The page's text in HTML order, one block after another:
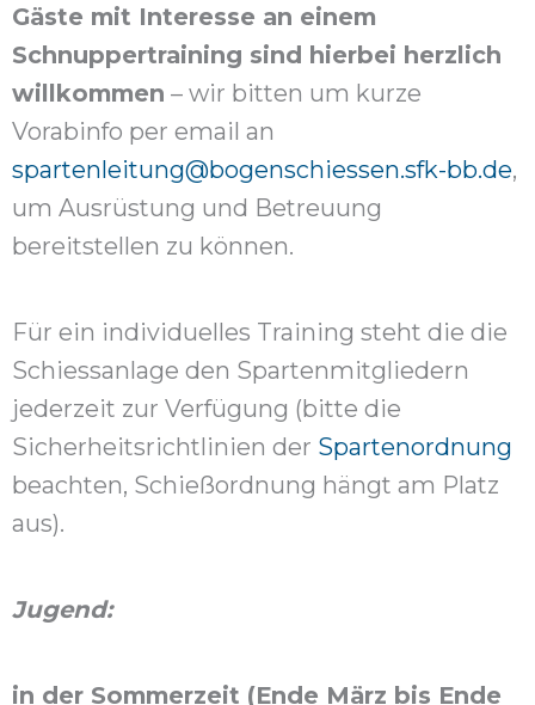
Gäste mit Interesse an einem
Schnuppertraining sind hierbei herzlich
willkommen – wir bitten um kurze
Vorabinfo per email an
spartenleitung@bogenschiessen.sfk-bb.de,
um Ausrüstung und Betreuung
bereitstellen zu können.
Für ein individuelles Training steht die die
Schiessanlage den Spartenmitgliedern
jederzeit zur Verfügung (bitte die
Sicherheitsrichtlinien der Spartenordnung
beachten, Schießordnung hängt am Platz
aus).
Jugend:
in der Sommerzeit (Ende März bis Ende